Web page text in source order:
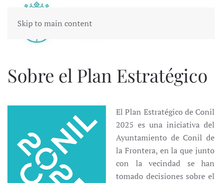
Skip to main content
Sobre el Plan Estratégico
El Plan Estratégico de Conil
2025 es una iniciativa del
Ayuntamiento de Conil de
la Frontera, en la que junto
con la vecindad se han
tomado decisiones sobre el